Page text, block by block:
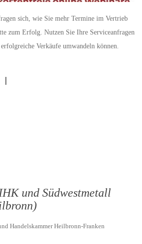
sich, wie Sie mehr Termine im Vertrieb
zum Erfolg. Nutzen Sie Ihre Serviceanfragen
Verkäufe umwandeln können.
und Südwestmetall
Handelskammer Heilbronn-Franken